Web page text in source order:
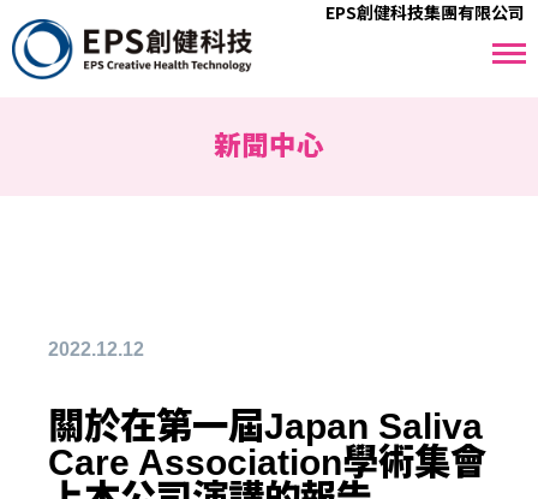
EPS創健科技集團有限公司
新聞中心
2022.12.12
關於在第一屆Japan Saliva
Care Association學術集會